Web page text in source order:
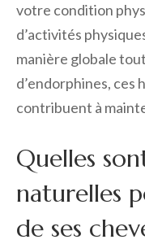
votre condition
d’activités
manière globale
d’endorphines, ces
contribuent à
Quelles
naturelles
de ses